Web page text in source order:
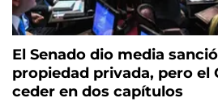
El Senado dio media
propiedad privada, pero el
ceder en dos capítulos